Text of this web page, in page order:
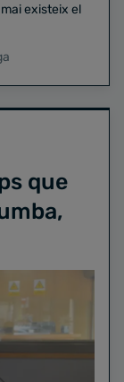
existeix el
que